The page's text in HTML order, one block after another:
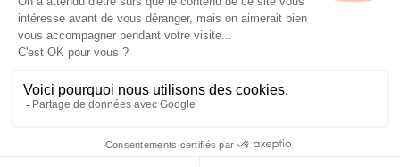
© Copyright Odyssey Education 2026. Tous droits réservés
Mentions légales